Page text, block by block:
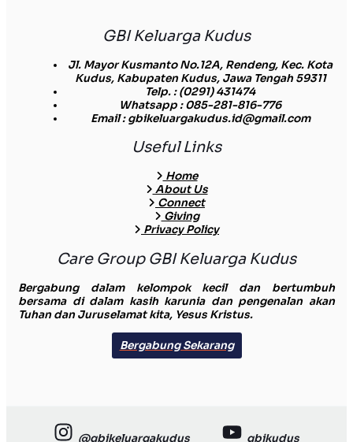
GBI Keluarga Kudus
Jl. Mayor Kusmanto No.12A, Rendeng, Kec. Kota
Kudus, Kabupaten Kudus, Jawa Tengah 59311
Telp.: (0291) 431474
Whatsapp: 085-281-816-776
Email: gbikeluargakudus.id@gmail.com
Useful Links
Home
About Us
Connect
Giving
Privacy Policy
Care Group GBI Keluarga Kudus
Bergabung dalam kelompok kecil dan bertumbuh
bersama di dalam kasih karunia dan pengenalan akan
Tuhan dan Juruselamat kita, Yesus Kristus.
Bergabung Sekarang
@gbikeluargakudus gbikudus